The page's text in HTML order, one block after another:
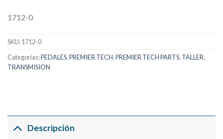
1712-0
SKU:1712-0
Categorías:PEDALES,PREMIER TECH,PREMIER TECH PARTS, TALLER,
TRANSMISION
Descripción